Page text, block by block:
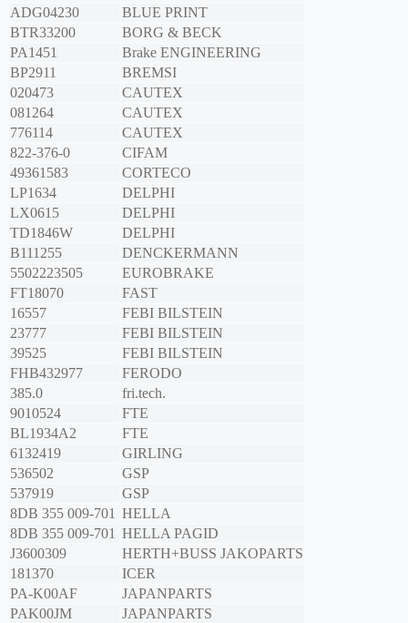
ADG04230
BLUE PRINT
BTR33200
BORG & BECK
PA1451
Brake ENGINEERING
BP2911
BREMSI
020473
CAUTEX
081264
CAUTEX
776114
CAUTEX
822-376-0
CIFAM
49361583
CORTECO
LP1634
DELPHI
LX0615
DELPHI
TD1846W
DELPHI
B111255
DENCKERMANN
5502223505
EUROBRAKE
FT18070
FAST
16557
FEBI BILSTEIN
23777
FEBI BILSTEIN
39525
FEBI BILSTEIN
FHB432977
FERODO
385.0
fri.tech.
9010524
FTE
BL1934A2
FTE
6132419
GIRLING
536502
GSP
537919
GSP
8DB 355 009-701 HELLA
8DB 355 009-701 HELLA PAGID
J3600309
HERTH+BUSS JAKOPARTS
181370
ICER
PA-K00AF
JAPANPARTS
PAK00JM
JAPANPARTS